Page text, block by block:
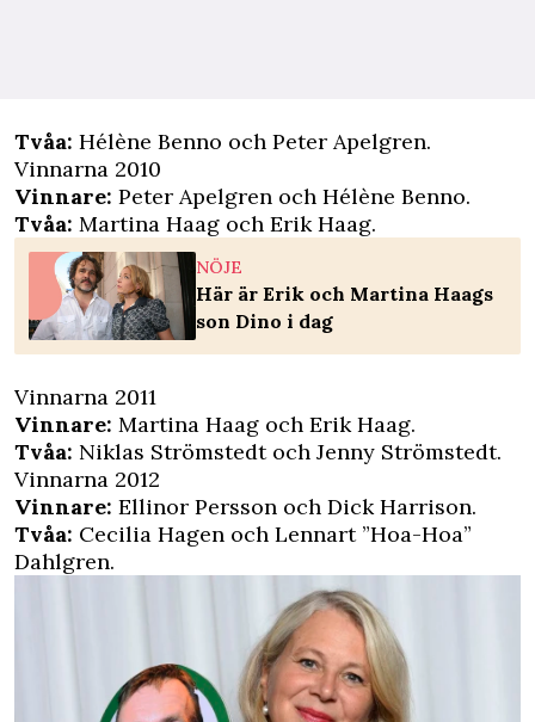
Tvåa: Hélène Benno och Peter Apelgren.
Vinnarna 2010
Vinnare: Peter Apelgren och Hélène Benno.
Tvåa: Martina Haag och Erik Haag.
NÖJE
Här är Erik och Martina Haags
son Dino i dag
Vinnarna 2011
Vinnare: Martina Haag och Erik Haag.
Tvåa: Niklas Strömstedt och Jenny Strömstedt.
Vinnarna 2012
Vinnare: Ellinor Persson och Dick Harrison.
Tvåa: Cecilia Hagen och Lennart ”Hoa-Hoa”
Dahlgren.